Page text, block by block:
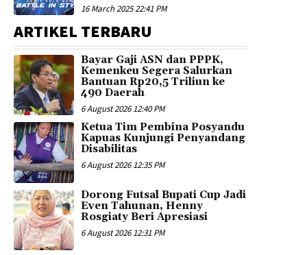
16 March 2025 22:41 PM
ARTIKEL TERBARU
Bayar Gaji ASN dan PPPK,
Kemenkeu Segera Salurkan
Bantuan Rp20,5 Triliun ke
490 Daerah
6 August 2026 12:40 PM
Ketua Tim Pembina Posyandu
Kapuas Kunjungi Penyandang
Disabilitas
6 August 2026 12:35 PM
Dorong Futsal Bupati Cup Jadi
Even Tahunan, Henny
Rosgiaty Beri Apresiasi
6 August 2026 12:31 PM